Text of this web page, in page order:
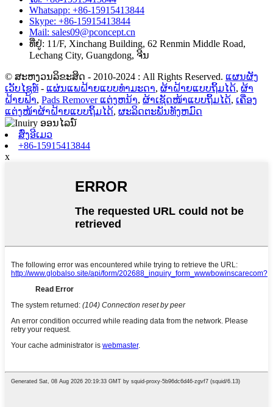
Whatsapp: +86-15915413844
Skype: +86-15915413844
Mail: sales09@pconcept.cn
ທີ່ຢູ່: 11/F, Xinchang Building, 62 Renmin Middle Road,
Lechang City, Guangdong, ຈີນ
© ສະຫງວນລິຂະສິດ - 2010-2024 : All Rights Reserved. ແຜນຜັງ
ເວັບໄຊທ໌ - ແຜ່ນແພຝ້າຍແບບທຳມະດາ, ຜ້າຝ້າຍແບບຖິ້ມໄດ້, ຜ້າ
ຝ້າຍຟ້າ, Pads Remover ແຕ່ງຫນ້າ, ຜ້າເຊັດໜ້າແບບຖິ້ມໄດ້, ເຄື່ອງ
ແຕ່ງໜ້າຜ້າຝ້າຍແບບຖິ້ມໄດ້, ຜະລິດຕະພັນທັງຫມົດ
ສົ່ງອີເມວ
+86-15915413844
x